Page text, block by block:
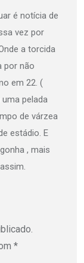
é notícia de
vez por
a torcida
por não
em 22. (
pelada
de várzea
estádio. E
, mais
*